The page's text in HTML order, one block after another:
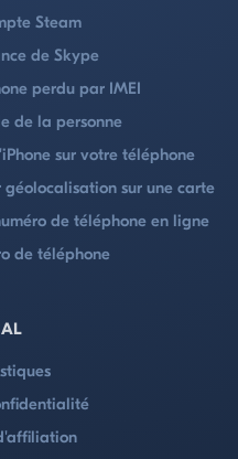
Steam
de Skype
perdu par IMEI
de la personne
sur votre téléphone
sur une carte
de téléphone en ligne
de téléphone